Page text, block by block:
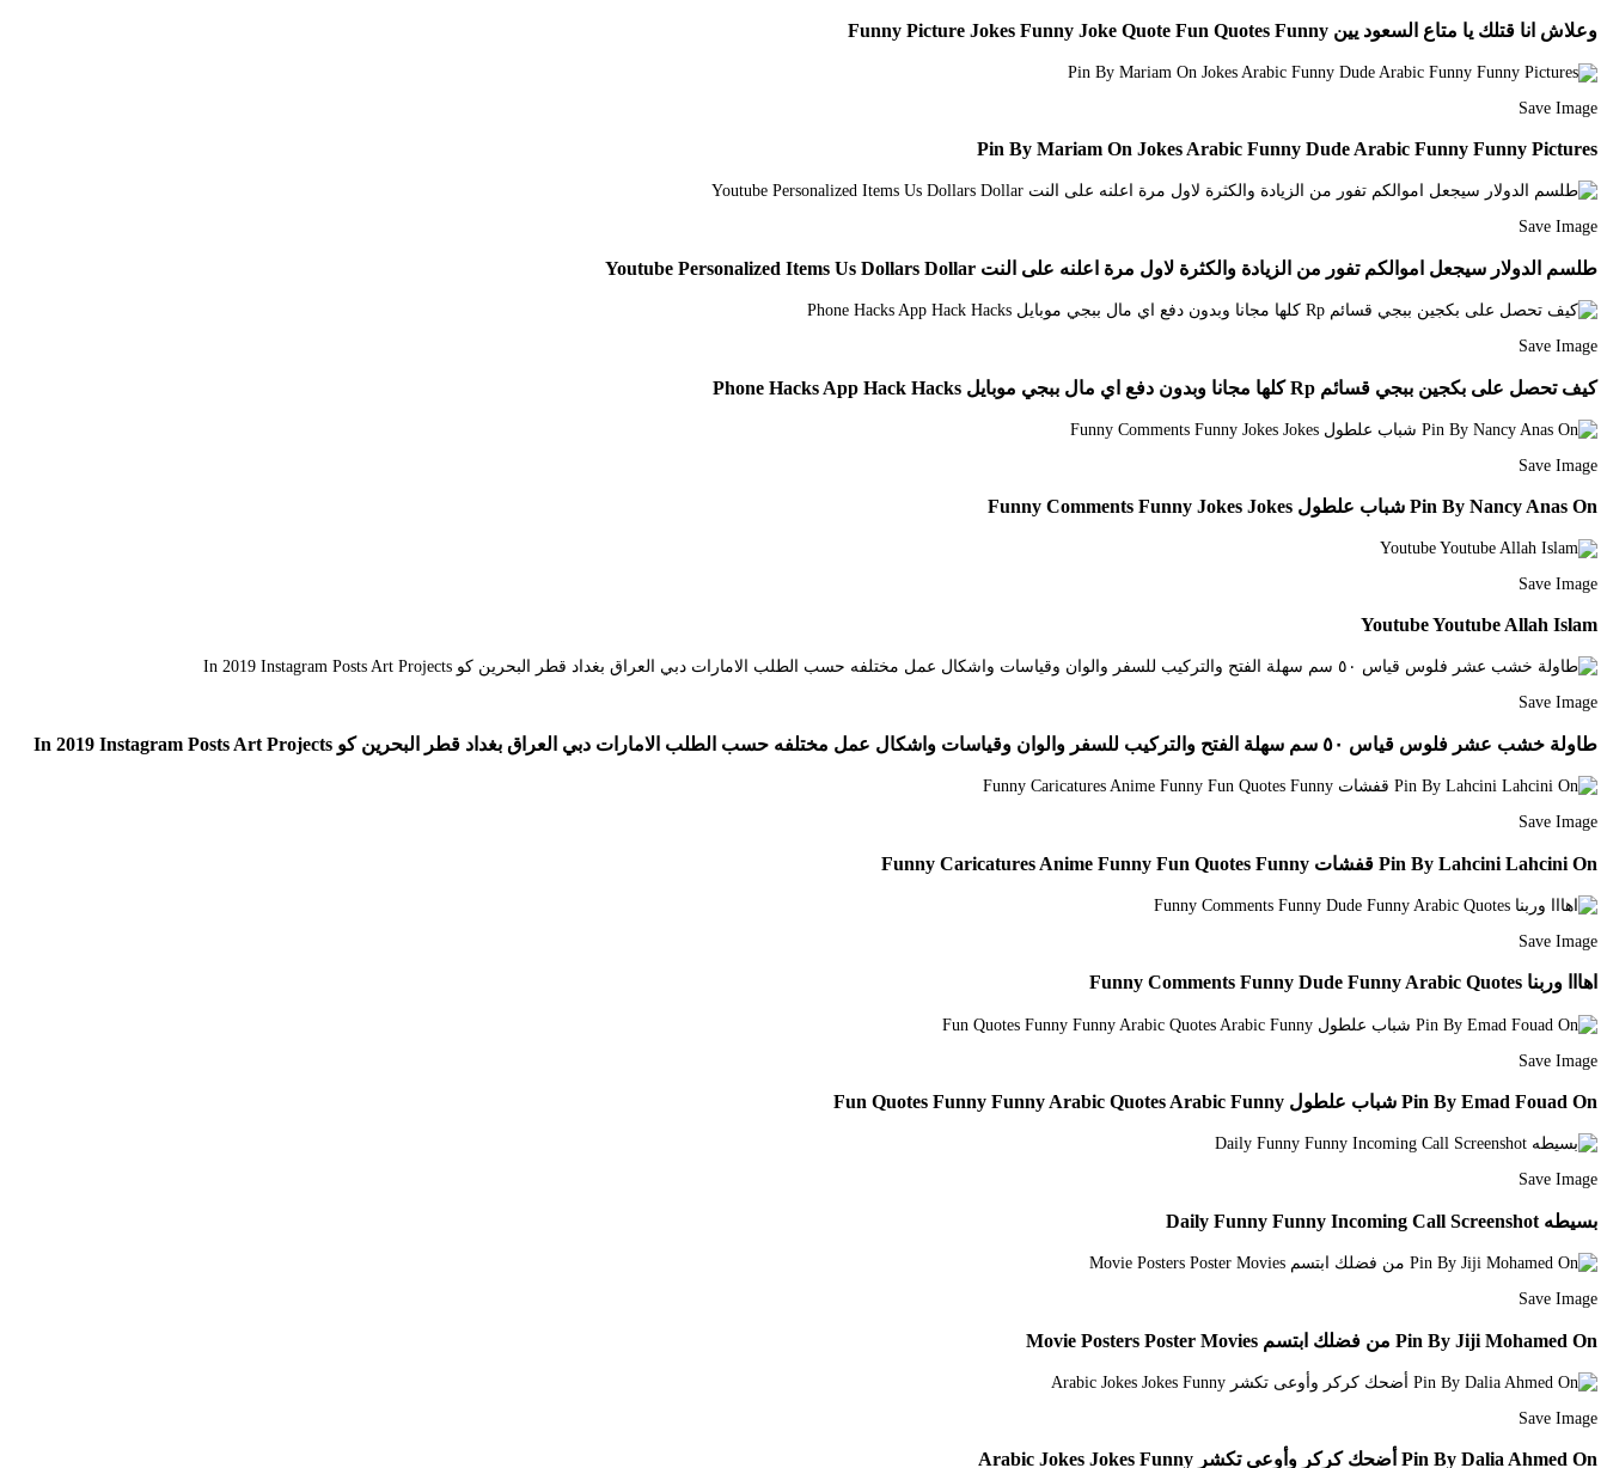
وعلاش انا قتلك يا متاع السعود يين Funny Picture Jokes Funny Joke Quote Fun Quotes Funny
Save Image
Pin By Mariam On Jokes Arabic Funny Dude Arabic Funny Funny Pictures
Save Image
طلسم الدولار سيجعل اموالكم تفور من الزيادة والكثرة لاول مرة اعلنه على النت Youtube Personalized Items Us Dollars Dollar
Save Image
كيف تحصل على بكجين ببجي قسائم Rp كلها مجانا وبدون دفع اي مال ببجي موبايل Phone Hacks App Hack Hacks
Save Image
Pin By Nancy Anas On شباب علطول Funny Comments Funny Jokes Jokes
Save Image
Youtube Youtube Allah Islam
Save Image
طاولة خشب عشر فلوس قياس ٥٠ سم سهلة الفتح والتركيب للسفر والوان وقياسات واشكال عمل مختلفه حسب الطلب الامارات دبي العراق بغداد قطر البحرين كو In 2019 Instagram Posts Art Projects
Save Image
Pin By Lahcini Lahcini On قفشات Funny Caricatures Anime Funny Fun Quotes Funny
Save Image
اهااا وربنا Funny Comments Funny Dude Funny Arabic Quotes
Save Image
Pin By Emad Fouad On شباب علطول Fun Quotes Funny Funny Arabic Quotes Arabic Funny
Save Image
بسيطه Daily Funny Funny Incoming Call Screenshot
Save Image
Pin By Jiji Mohamed On من فضلك ابتسم Movie Posters Poster Movies
Save Image
Pin By Dalia Ahmed On أضحك كركر وأوعى تكشر Arabic Jokes Jokes Funny